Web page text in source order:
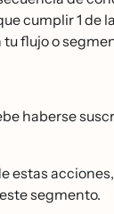
cumplir 1
tu flujo o
haberse
estas
segmento.